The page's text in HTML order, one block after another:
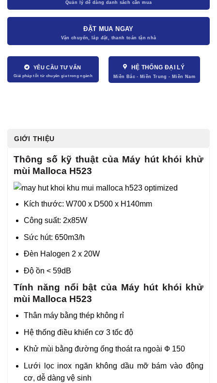
ĐẶT MUA NGAY
YÊU CẦU TƯ VẤN HỆ THỐNG ĐẠI LÝ
GIỚI THIỆU
Thông số kỹ thuật của Máy hút khói khử
mùi Malloca H523
Kích thước: W700 x D500 x H140mm
Công suất: 2x85W
Sức hút: 650m3/h
Đèn Halogen 2 x 20W
Độ ồn < 59dB
Tính năng nổi bật của Máy hút khói khử
mùi Malloca H523
Thân máy bằng thép không rỉ
Hệ thống điều khiển cơ 3 tốc độ
Khử mùi bằng đường ống thoát ra ngoài Ф 150
Lưới lọc inox ngăn không dầu mỡ bám vào động
cơ, dễ dàng vệ sinh